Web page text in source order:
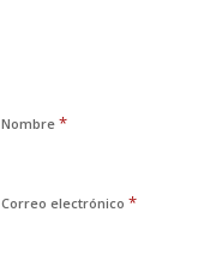
Nombre *
Correo electrónico *